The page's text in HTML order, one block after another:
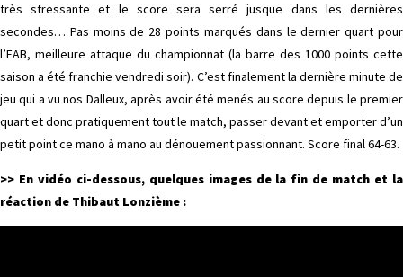
très stressante et le score sera serré jusque dans les dernières
secondes… Pas moins de 28 points marqués dans le dernier quart pour
l’EAB, meilleure attaque du championnat (la barre des 1000 points cette
saison a été franchie vendredi soir). C’est finalement la dernière minute de
jeu qui a vu nos Dalleux, après avoir été menés au score depuis le premier
quart et donc pratiquement tout le match, passer devant et emporter d’un
petit point ce mano à mano au dénouement passionnant. Score final 64-63.
>> En vidéo ci-dessous, quelques images de la fin de match et la
réaction de Thibaut Lonzième :